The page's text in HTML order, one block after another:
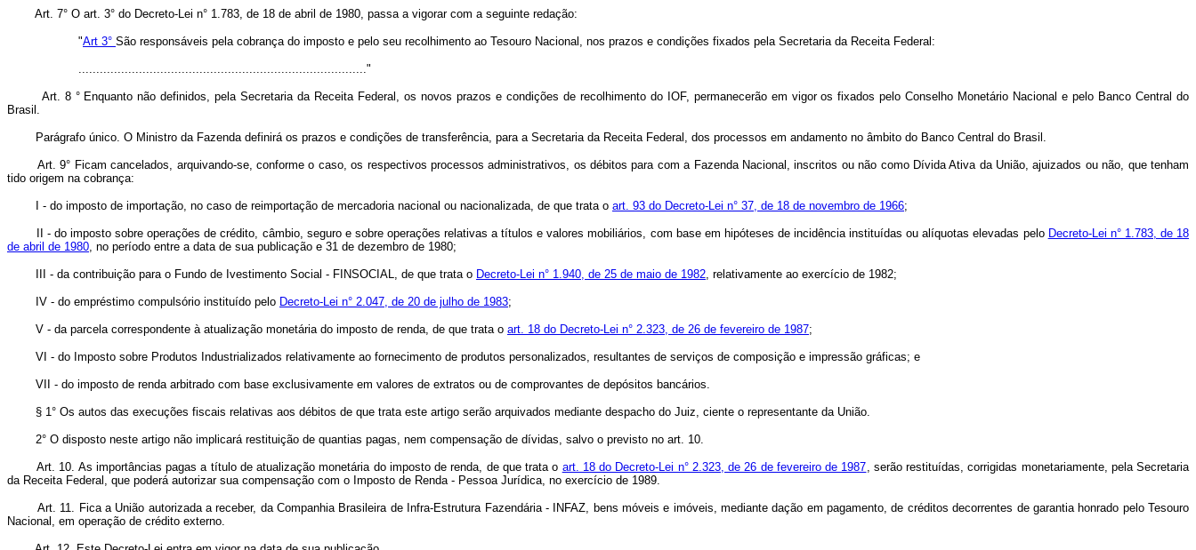
Art. 7° O art. 3° do Decreto-Lei n° 1.783, de 18 de abril de 1980, passa a vigorar com a seguinte redação:
"Art 3° São responsáveis pela cobrança do imposto e pelo seu recolhimento ao Tesouro Nacional, nos prazos e condições fixados pela Secretaria da Receita Federal:
................................................................................."
Art. 8 ° Enquanto não definidos, pela Secretaria da Receita Federal, os novos prazos e condições de recolhimento do IOF, permanecerão em vigor os fixados pelo Conselho Monetário Nacional e pelo Banco Central do
Brasil.
Parágrafo único. O Ministro da Fazenda definirá os prazos e condições de transferência, para a Secretaria da Receita Federal, dos processos em andamento no âmbito do Banco Central do Brasil.
Art. 9° Ficam cancelados, arquivando-se, conforme o caso, os respectivos processos administrativos, os débitos para com a Fazenda Nacional, inscritos ou não como Dívida Ativa da União, ajuizados ou não, que tenham
tido origem na cobrança:
I - do imposto de importação, no caso de reimportação de mercadoria nacional ou nacionalizada, de que trata o art. 93 do Decreto-Lei n° 37, de 18 de novembro de 1966;
II - do imposto sobre operações de crédito, câmbio, seguro e sobre operações relativas a títulos e valores mobiliários, com base em hipóteses de incidência instituídas ou alíquotas elevadas pelo Decreto-Lei n° 1.783, de 18
de abril de 1980 , no período entre a data de sua publicação e 31 de dezembro de 1980;
III - da contribuição para o Fundo de Ivestimento Social - FINSOCIAL, de que trata o Decreto-Lei n° 1.940, de 25 de maio de 1982 , relativamente ao exercício de 1982;
IV - do empréstimo compulsório instituído pelo Decreto-Lei n° 2.047, de 20 de julho de 1983;
V - da parcela correspondente à atualização monetária do imposto de renda, de que trata o art. 18 do Decreto-Lei n° 2.323, de 26 de fevereiro de 1987;
VI - do Imposto sobre Produtos Industrializados relativamente ao fornecimento de produtos personalizados, resultantes de serviços de composição e impressão gráficas; e
VII - do imposto de renda arbitrado com base exclusivamente em valores de extratos ou de comprovantes de depósitos bancários.
§ 1° Os autos das execuções fiscais relativas aos débitos de que trata este artigo serão arquivados mediante despacho do Juiz, ciente o representante da União.
2° O disposto neste artigo não implicará restituição de quantias pagas, nem compensação de dívidas, salvo o previsto no art. 10.
Art. 10. As importâncias pagas a título de atualização monetária do imposto de renda, de que trata o art. 18 do Decreto-Lei n° 2.323, de 26 de fevereiro de 1987 , serão restituídas, corrigidas monetariamente, pela Secretaria
da Receita Federal, que poderá autorizar sua compensação com o Imposto de Renda - Pessoa Jurídica, no exercício de 1989.
Art. 11. Fica a União autorizada a receber, da Companhia Brasileira de Infra-Estrutura Fazendária - INFAZ, bens móveis e imóveis, mediante dação em pagamento, de créditos decorrentes de garantia honrado pelo Tesouro
Nacional, em operação de crédito externo.